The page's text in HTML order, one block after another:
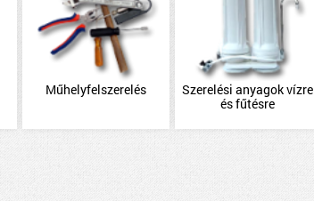
Műhelyfelszerelés
Szerelési anyagok vízre
és fűtésre